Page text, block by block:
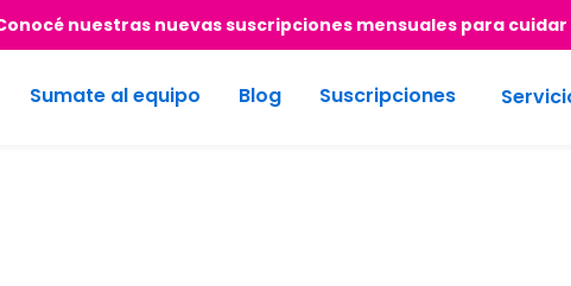
nuestras nuevas suscripciones mensuales para
Sumate al equipo Blog Suscripciones